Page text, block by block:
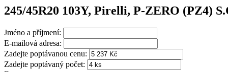
245/45R20 103Y, Pirelli, P-ZERO (PZ4)
Jméno a příjmení:
E-mailová adresa:
Zadejte poptávanou cenu:
Zadejte poptávaný počet: